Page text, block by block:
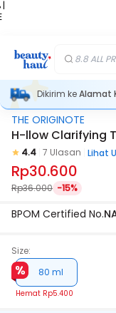
|
8.8 ALL
Dikirim keAlamat
THE ORIGINOTE
H-llow Clarifying
4.4 7 Ulasan Lihat
Rp30.600
Rp36.000 -15%
BPOM Certified No.
Size:
80 ml
Hemat Rp5.400